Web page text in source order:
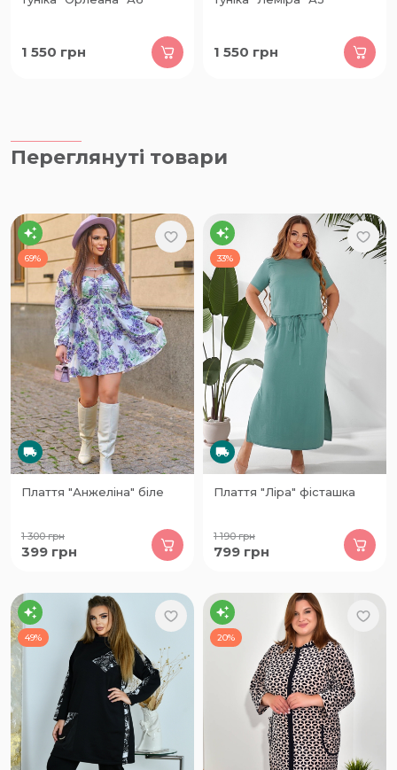
1 550 грн 1 550 грн
Переглянуті товари
69%
Плаття "Анжеліна" біле
1 300грн
399 грн
33%
Плаття "Ліра" фісташка
1 190грн
799 грн
49% 20%